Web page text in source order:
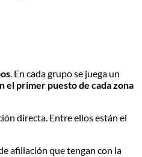
. En cada grupo se juega un
el primer puesto de cada zona
directa. Entre ellos están el
afiliación que tengan con la